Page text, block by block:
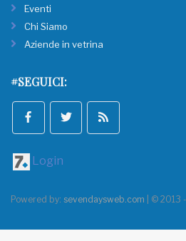
Eventi
Chi Siamo
Aziende in vetrina
#SEGUICI:
Login
Powered by: sevendaysweb.com | © 2013